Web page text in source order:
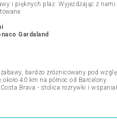
i pięknych plaż. Wyjeżdżając z
Gardaland
bardzo zróżnicowany pod
40 km na północ od Barcelony.
Brava - stolica rozrywki i